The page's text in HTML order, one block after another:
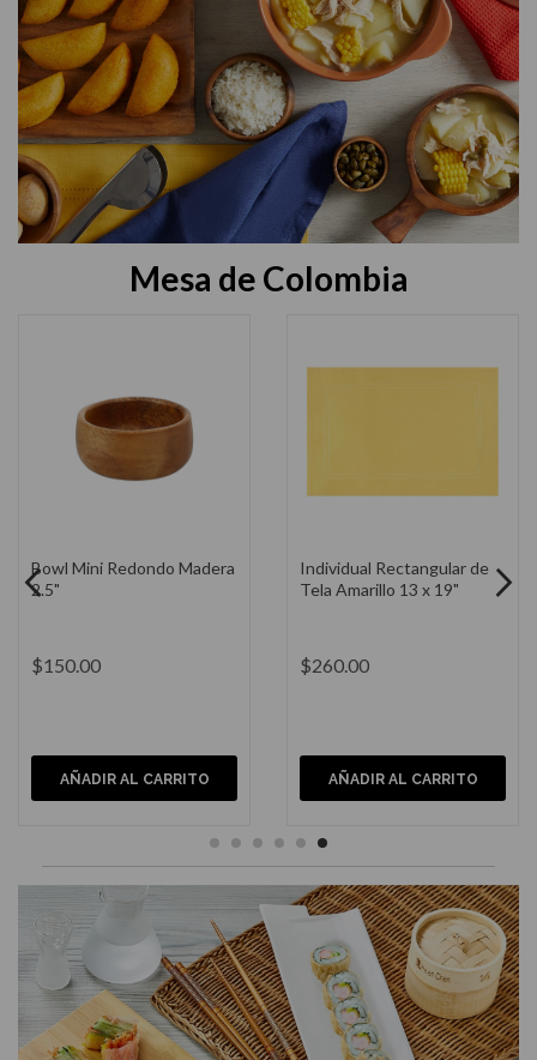
Mesa de Colombia
Tabla de Servir con Patas 3
Piezas Madera Acacia
$1,450.00
AÑADIR AL CARRITO
Fuente de Servir con
Mango de Madera 12x8x2"
$1,400.00
AÑADIR AL CARRITO